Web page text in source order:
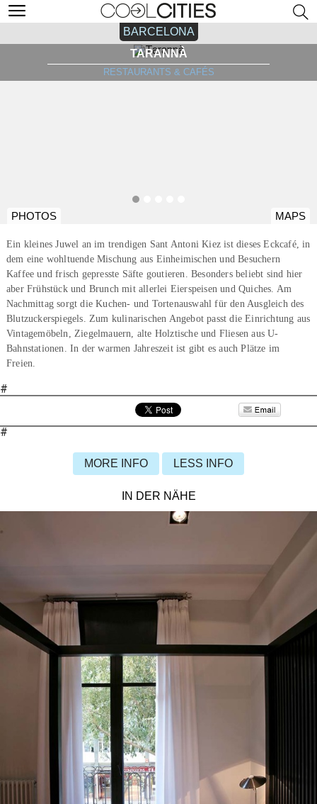
BARCELONA
TARANNÀ
RESTAURANTS & CAFÉS
PHOTOS MAPS
Ein kleines Juwel an im trendigen Sant Antoni Kiez ist dieses Eckcafé, in
dem eine wohltuende Mischung aus Einheimischen und Besuchern
Kaffee und frisch gepresste Säfte goutieren. Besonders beliebt sind hier
aber Frühstück und Brunch mit allerlei Eierspeisen und Quiches. Am
Nachmittag sorgt die Kuchen- und Tortenauswahl für den Ausgleich des
Blutzuckerspiegels. Zum kulinarischen Angebot passt die Einrichtung aus
Vintagemöbeln, Ziegelmauern, alte Holztische und Fliesen aus U-
Bahnstationen. In der warmen Jahreszeit ist gibt es auch Plätze im
Freien.
#
#
MORE INFO LESS INFO
IN DER NÄHE